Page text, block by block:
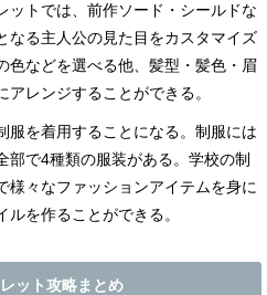
ットでは、前作ソード・シールドな
なる主人公の見た目をカスタマイズ
色などを選べる他、髪型・髪色・眉
レンジすることができる。
服を着用することになる。制服には
部で4種類の服装がある。学校の制
様々なファッションアイテムを身に
を作ることができる。
ット攻略まとめ